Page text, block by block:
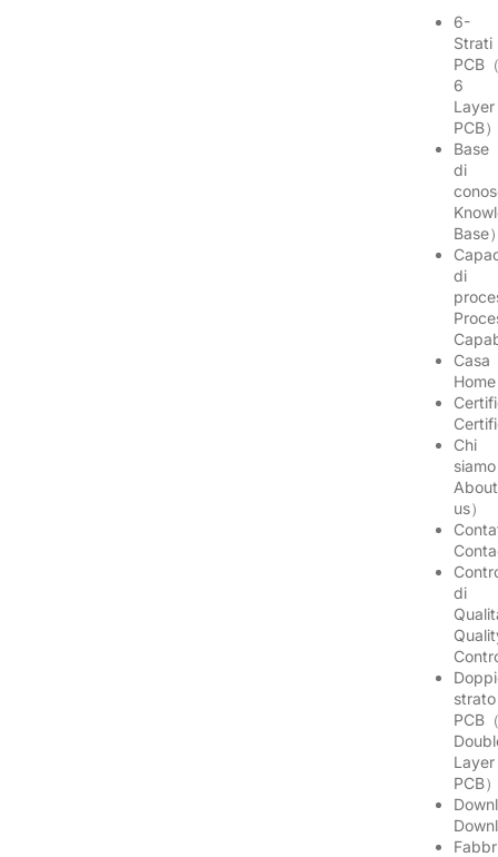
6-
Strati
PCB
6
Layer
PCB
Base
di
Base
di
Casa
Chi
About
us）
di
strato
PCB
Layer
PCB